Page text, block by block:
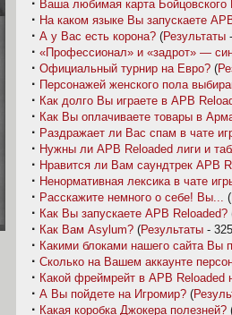
· Ваша любимая карта Бойцовского
· На каком языке Вы запускаете
· А у Вас есть корона? (Результаты
· «Профессионал» и «задрот» —
· Официальный турнир на Евро? (
· Персонажей женского пола
· Как долго Вы играете в APB
· Как Вы оплачиваете товары в
· Раздражает ли Вас спам в чате
· Нужны ли APB Reloaded лиги и
· Нравится ли Вам саундтрек APB
· Ненормативная лексика в чате
· Расскажите немного о себе! Вы... (
· Как Вы запускаете APB Reloaded?
· Как Вам Asylum? (Результаты -
· Какими блоками нашего сайта Вы
· Сколько на Вашем аккаунте
· Какой фреймрейт в APB
· А Вы пойдете на Игромир? (
· Какая коробка Джокера полезней?